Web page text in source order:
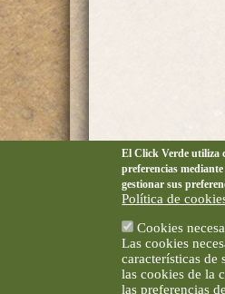
El Click Verde utiliza
preferencias
gestionar sus
Política de
Cookies
Las cookies
características
las cookies de la
las preferencias